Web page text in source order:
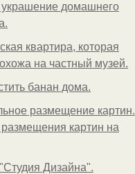
украшение домашнего
квартира, которая
на частный музей.
банан дома.
размещение картин.
картин на
Дизайна".